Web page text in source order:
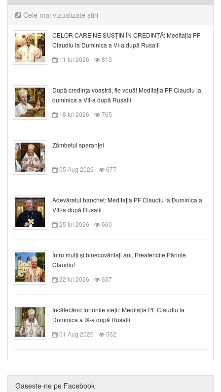
Cele mai vizualizate știri
CELOR CARE NE SUSȚIN ÎN CREDINȚĂ: Meditația PF
Claudiu la Duminica a VI-a după Rusalii
11 Iul 2026
813
După credinţa voastră, fie vouă! Meditația PF Claudiu la
duminica a VII-a după Rusalii
18 Iul 2026
765
Zâmbetul speranței
05 Aug 2026 677
Adevăratul banchet: Meditația PF Claudiu la Duminica a
VIII-a după Rusalii
25 Iul 2026
660
Întru mulți și binecuvântați ani, Preafericite Părinte
Claudiu!
22 Iul 2026
637
Încălecând furtunile vieții: Meditația PF Claudiu la
Duminica a IX-a după Rusalii
01 Aug 2026
562
Gaseste-ne pe Facebook